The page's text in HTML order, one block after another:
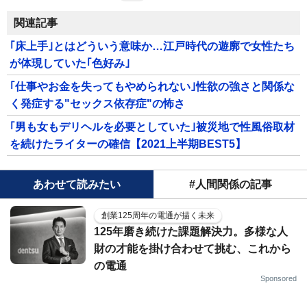
関連記事
｢床上手｣とはどういう意味か…江戸時代の遊廓で女性たち
が体現していた｢色好み｣
｢仕事やお金を失ってもやめられない｣性欲の強さと関係な
く発症する"セックス依存症"の怖さ
｢男も女もデリヘルを必要としていた｣被災地で性風俗取材
を続けたライターの確信【2021上半期BEST5】
あわせて読みたい #人間関係の記事
創業125周年の電通が描く未来
125年磨き続けた課題解決力。多様な人
財の才能を掛け合わせて挑む、これから
の電通
Sponsored